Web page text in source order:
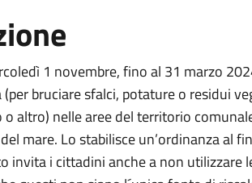
1 novembre, fino al 31 marzo
bruciare sfalci, potature o residui
altro) nelle aree del territorio
mare. Lo stabilisce un’ordinanza al
invita i cittadini anche a non